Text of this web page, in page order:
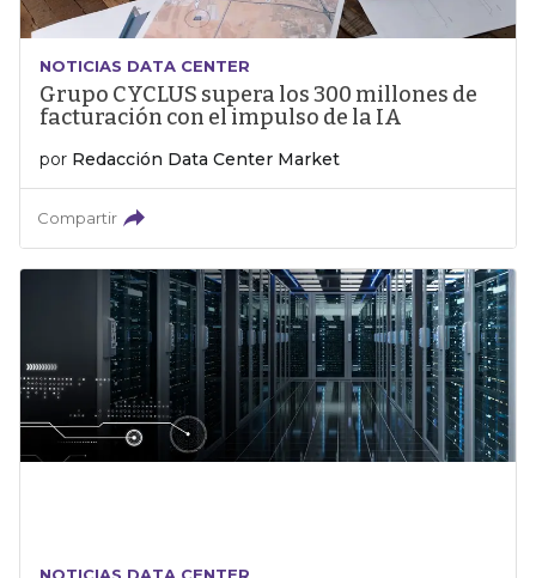
NOTICIAS DATA CENTER
Grupo CYCLUS supera los 300 millones de
facturación con el impulso de la IA
por Redacción Data Center Market
Compartir